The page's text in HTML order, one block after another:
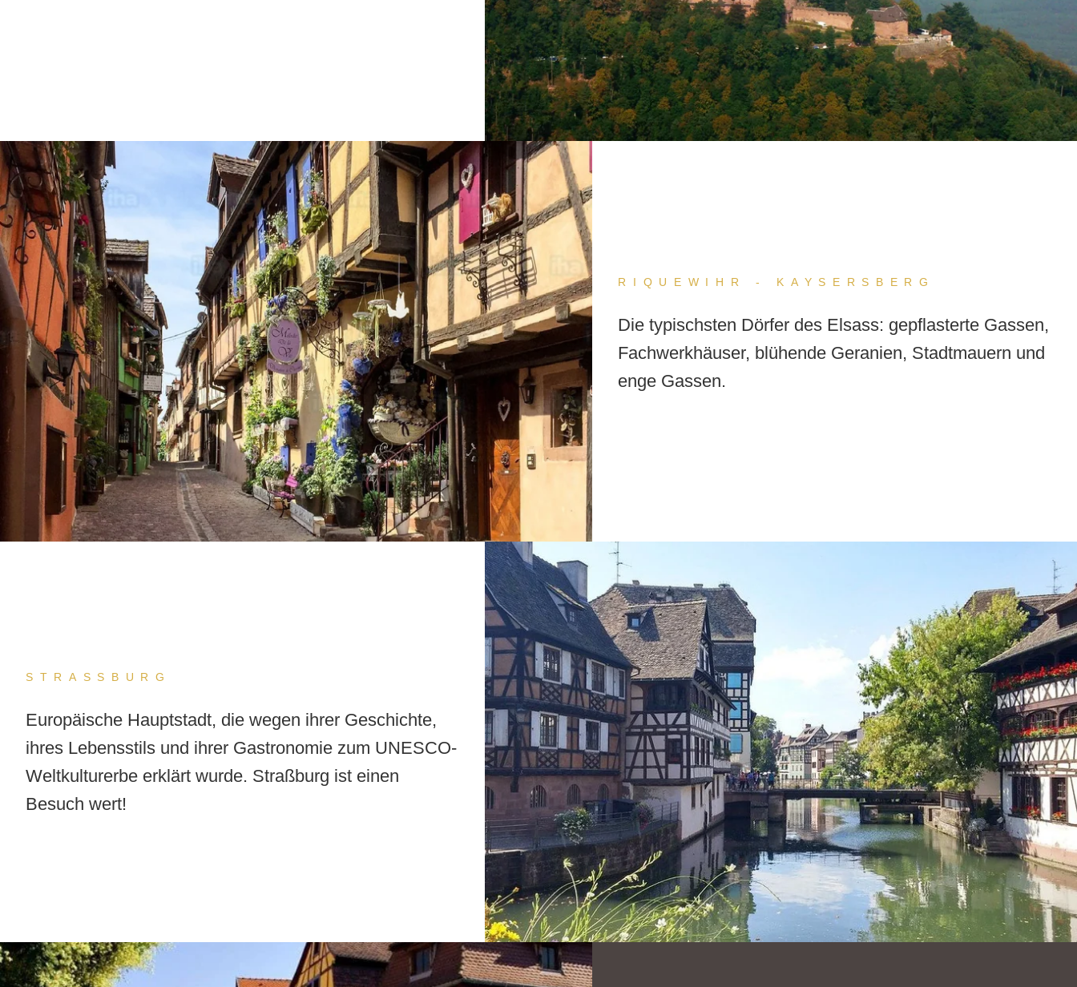
RIQUEWIHR - KAYSERSBERG
Die typischsten Dörfer des Elsass: gepflasterte Gassen,
Fachwerkhäuser, blühende Geranien, Stadtmauern und
enge Gassen.
STRASSBURG
Europäische Hauptstadt, die wegen ihrer Geschichte,
ihres Lebensstils und ihrer Gastronomie zum UNESCO-
Weltkulturerbe erklärt wurde. Straßburg ist einen
Besuch wert!